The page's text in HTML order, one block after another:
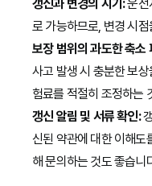
갱신과 변경의 시기:운전
로 가능하므로, 변경 시
보장 범위의 과도한 축소
사고 발생 시 충분한 보
험료를 적절히 조정하는
갱신 알림 및 서류 확인:
신된 약관에 대한 이해도
해 문의하는 것도 좋습니